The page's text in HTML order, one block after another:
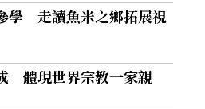
學 走讀魚米之鄉拓展視
體現世界宗教一家親